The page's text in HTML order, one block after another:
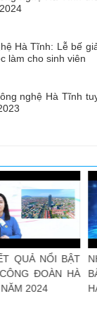
Hà Tĩnh: Lễ bế
làm cho sinh viên
nghệ Hà Tĩnh
Tập trung
phát triển đoàn
thành lập Công